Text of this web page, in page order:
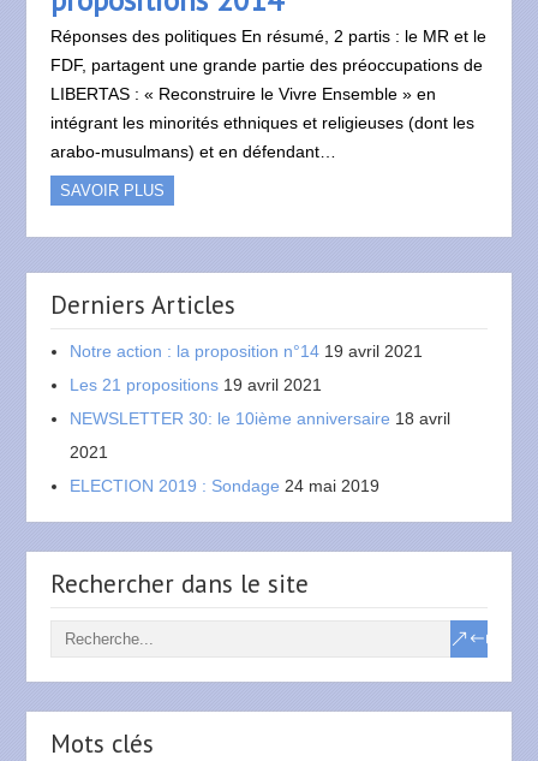
Réponses des politiques En résumé, 2 partis : le MR et le
FDF, partagent une grande partie des préoccupations de
LIBERTAS : « Reconstruire le Vivre Ensemble » en
intégrant les minorités ethniques et religieuses (dont les
arabo-musulmans) et en défendant…
SAVOIR PLUS
Derniers Articles
Notre action : la proposition n°14 19 avril 2021
Les 21 propositions 19 avril 2021
NEWSLETTER 30: le 10ième anniversaire 18 avril
2021
ELECTION 2019 : Sondage 24 mai 2019
Rechercher dans le site
Mots clés